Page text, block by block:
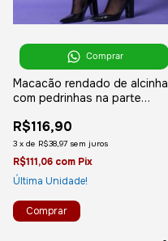
Comprar
Macacão rendado de alcinha
com pedrinhas na parte
Lingerie
R$116,90
3 x de R$38,97 sem juros
R$111,06 com Pix
Última Unidade!